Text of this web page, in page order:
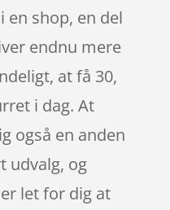
en shop, en del
endnu mere
at få 30,
i dag. At
også en anden
udvalg, og
let for dig at